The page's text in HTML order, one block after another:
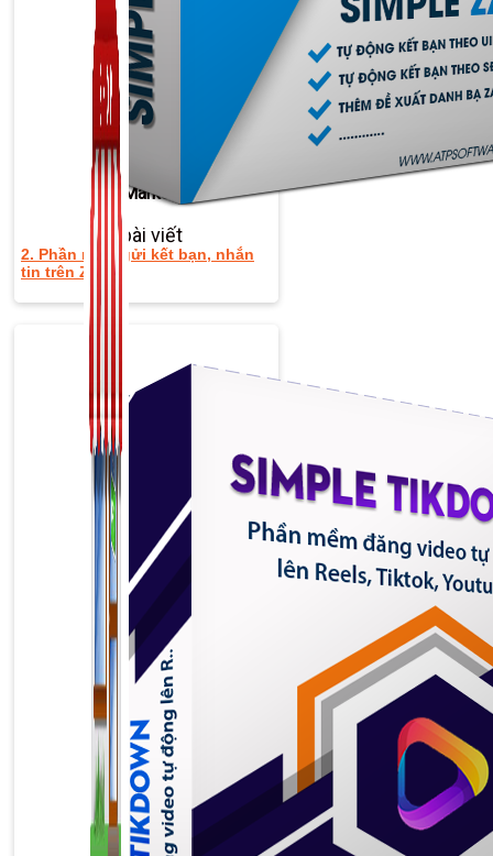
Zalo Marketing
104 bài viết
New
2. Phần mềm gửi kết bạn, nhắn
tin trên Zalo